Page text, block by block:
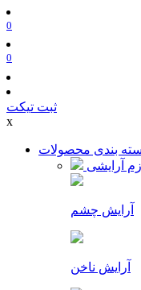
0
0
ثبت تیکت
x
بندی محصولات
آرایشی
آرایش چشم
آرایش ناخن